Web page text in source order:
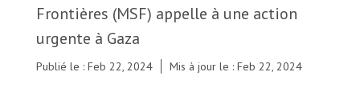
Frontières (MSF) appelle à une action
urgente à Gaza
Publié le : Feb 22, 2024 Mis à jour le : Feb 22, 2024